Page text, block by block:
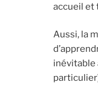
accueil et
Aussi, la
inévitable